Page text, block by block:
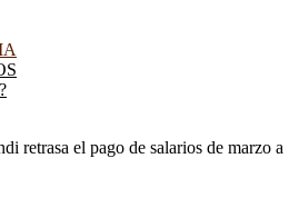
retrasa el pago de salarios de marzo a